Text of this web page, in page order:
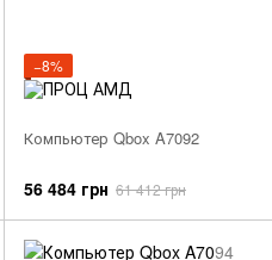
−8%
Компьютер Qbox A7092
56 484 грн 61 412 грн